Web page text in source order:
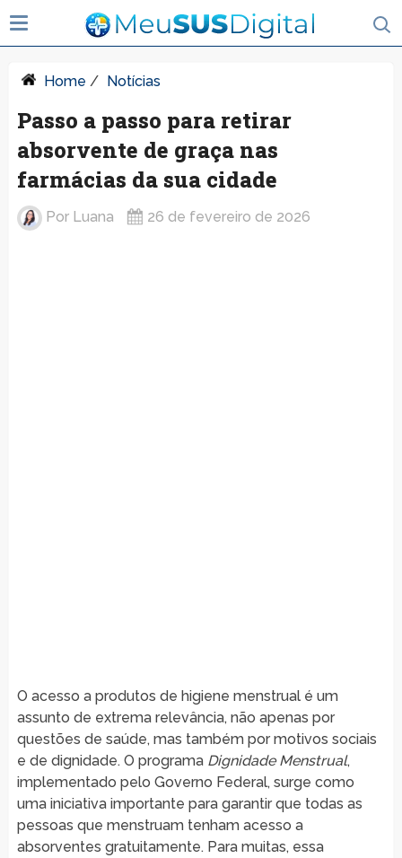
Home / Notícias
Passo a passo para retirar
absorvente de graça nas
farmácias da sua cidade
Por Luana 26 de fevereiro de 2026
O acesso a produtos de higiene menstrual é um
assunto de extrema relevância, não apenas por
questões de saúde, mas também por motivos sociais
e de dignidade. O programa Dignidade Menstrual,
implementado pelo Governo Federal, surge como
uma iniciativa importante para garantir que todas as
pessoas que menstruam tenham acesso a
absorventes gratuitamente. Para muitas, essa